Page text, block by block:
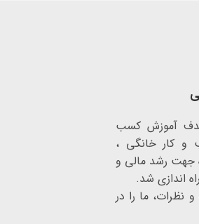
آموزش کسب
و کار خانگی ،
جهت رشد مالی و
و نظرات، ما را در